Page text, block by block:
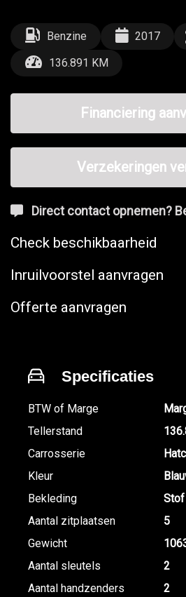
Benzine 2017
136.891 KM
Financiering
Verzekeringen
Direct contact opnemen?
Check beschikbaarheid
Inruilvoorstel aanvragen
Offerte aanvragen
Specificaties
BTW of Marge
Tellerstand
Carrosserie
Kleur
Bekleding
Stof
Aantal zitplaatsen
5
Gewicht
Aantal sleutels
2
Aantal handzenders
2